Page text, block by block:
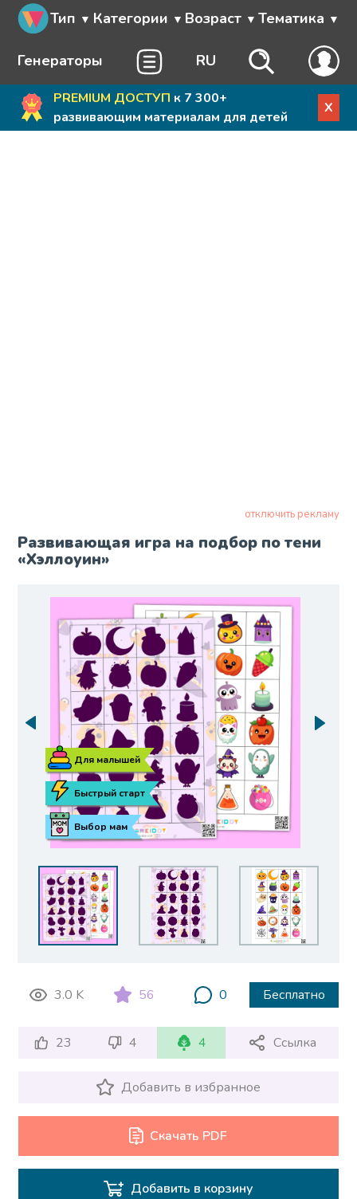
Тип Категории Возраст Тематика
Генераторы RU
PREMIUM ДОСТУП к 7 300+
развивающим материалам для детей
X
отключить рекламу
Развивающая игра на подбор по тени
«Хэллоуин»
Выбор мам
Быстрый старт
Для малышей
3.0 K 56 0 Бесплатно
23 4 4 Ссылка
Добавить в избранное
Скачать PDF
Добавить в корзину